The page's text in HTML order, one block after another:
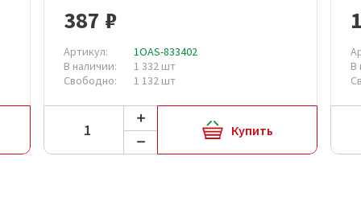
387 ₽
Артикул:
1OAS-833402
В наличии:
1 332 шт
Свободно:
1 132 шт
Купить
В